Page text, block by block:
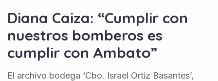
Diana Caiza: “Cumplir con
nuestros bomberos es
cumplir con Ambato”
El archivo bodega ‘Cbo. Israel Ortiz Basantes’,